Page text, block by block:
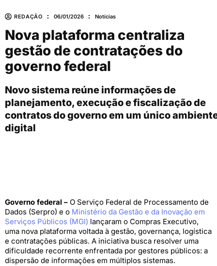
REDAÇÃO 06/01/2026 Notícias
Nova plataforma centraliza
gestão de contratações do
governo federal
Novo sistema reúne informações de
planejamento, execução e fiscalização de
contratos do governo em um único
digital
Governo federal – O Serviço Federal de Processamento de
Dados (Serpro) e o Ministério da Gestão e da Inovação em
Serviços Públicos (MGI) lançaram o Compras Executivo,
uma nova plataforma voltada à gestão, governança, logística
e contratações públicas. A iniciativa busca resolver uma
dificuldade recorrente enfrentada por gestores públicos: a
dispersão de informações em múltiplos sistemas.